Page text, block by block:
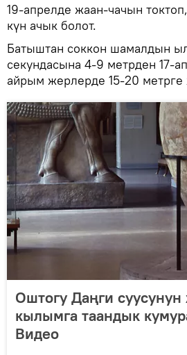
19-апрелде жаан-чачын
күн ачык болот.
Батыштан соккон шамалдын
секундасына 4-9 метрден 17-
айрым жерлерде 15-20 метрге
Оштогу Даңги
кылымга таандык
Видео